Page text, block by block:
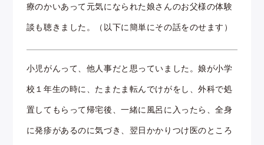
療のかいあって元気になられた娘さんのお父様の体験
談も聴きました。（以下に簡単にその話をのせます）
小児がんって、他人事だと思っていました。娘が小学
校１年生の時に、たまたま転んでけがをし、外科で処
置してもらって帰宅後、一緒に風呂に入ったら、全身
に発疹があるのに気づき、翌日かかりつけ医のところ